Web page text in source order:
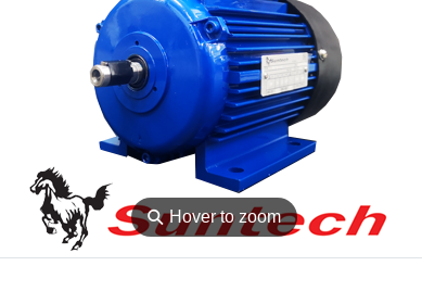
⚲Hover to zoom